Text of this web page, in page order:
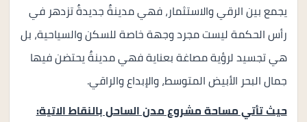
يجمع بين الرقي والاستثمار، فهي مدينةٌ جديدةٌ تزدهر في
رأس الحكمة ليست مجرد وجهة خاصة للسكن والسياحية، بل
هي تجسيد لرؤية مصاغة بعناية فهي مدينةٌ يحتضن فيها
جمال البحر الأبيض المتوسط، والإبداع والراقي.
حيث تأتي مساحة مشروع مدن الساحل بالنقاط الاتية: